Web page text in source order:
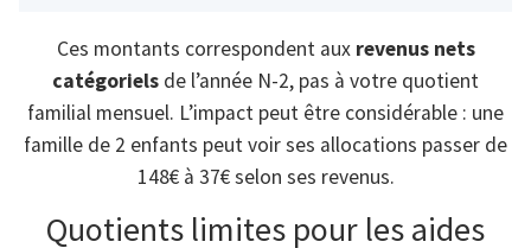
Ces montants correspondent aux revenus nets
catégoriels de l’année N-2, pas à votre quotient
familial mensuel. L’impact peut être considérable : une
famille de 2 enfants peut voir ses allocations passer de
148€ à 37€ selon ses revenus.
Quotients limites pour les aides